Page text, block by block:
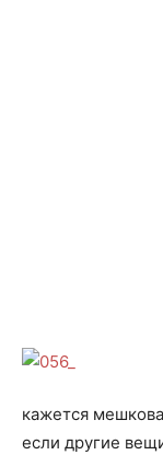
кажется
если другие